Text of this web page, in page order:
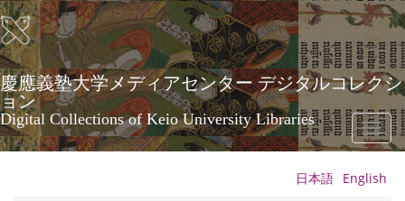
Skip
to
main
content
慶應義塾大学メディアセンター デジタルコレクシ
ョン
Digital Collections of Keio University Libraries
Toggle
日本語 English